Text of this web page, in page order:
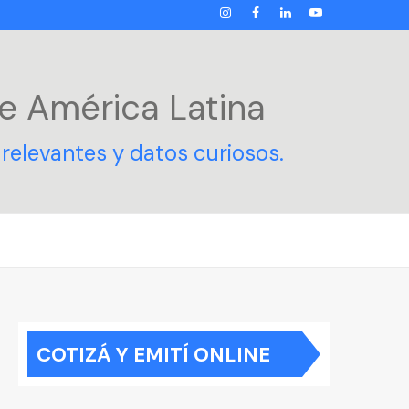
INSTAGRAM
FACEBOOK
LINKEDIN
YOUTUBE
América Latina
y datos curiosos.
COTIZÁ Y EMITÍ ONLINE